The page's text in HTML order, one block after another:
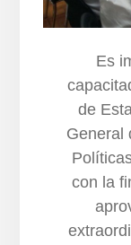
Es
de
General
con la